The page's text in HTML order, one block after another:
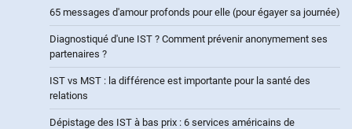
65 messages d'amour profonds pour elle (pour égayer sa journée)
Diagnostiqué d'une IST ? Comment prévenir anonymement ses
partenaires ?
IST vs MST : la différence est importante pour la santé des
relations
Dépistage des IST à bas prix : 6 services américains de